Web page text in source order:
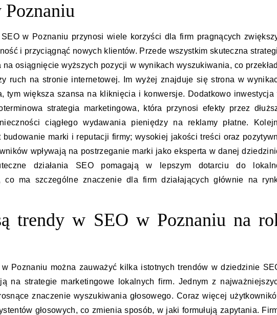
Poznaniu
SEO w Poznaniu przynosi wiele korzyści dla firm pragnących
i przyciągnąć nowych klientów. Przede wszystkim skuteczna
na osiągnięcie wyższych pozycji w wynikach wyszukiwania, co
ruch na stronie internetowej. Im wyżej znajduje się strona w
tym większa szansa na kliknięcia i konwersje. Dodatkowo inwestycja
strategia marketingowa, która przynosi efekty przez
ciągłego wydawania pieniędzy na reklamy płatne.
budowanie marki i reputacji firmy; wysokiej jakości treści oraz
wpływają na postrzeganie marki jako eksperta w danej
działania SEO pomagają w lepszym dotarciu do
co ma szczególne znaczenie dla firm działających głównie na
trendy w SEO w Poznaniu na
Poznaniu można zauważyć kilka istotnych trendów w dziedzinie
na strategie marketingowe lokalnych firm. Jednym z
znaczenie wyszukiwania głosowego. Coraz więcej
głosowych, co zmienia sposób, w jaki formułują zapytania.